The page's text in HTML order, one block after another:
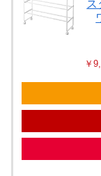
ス
￥